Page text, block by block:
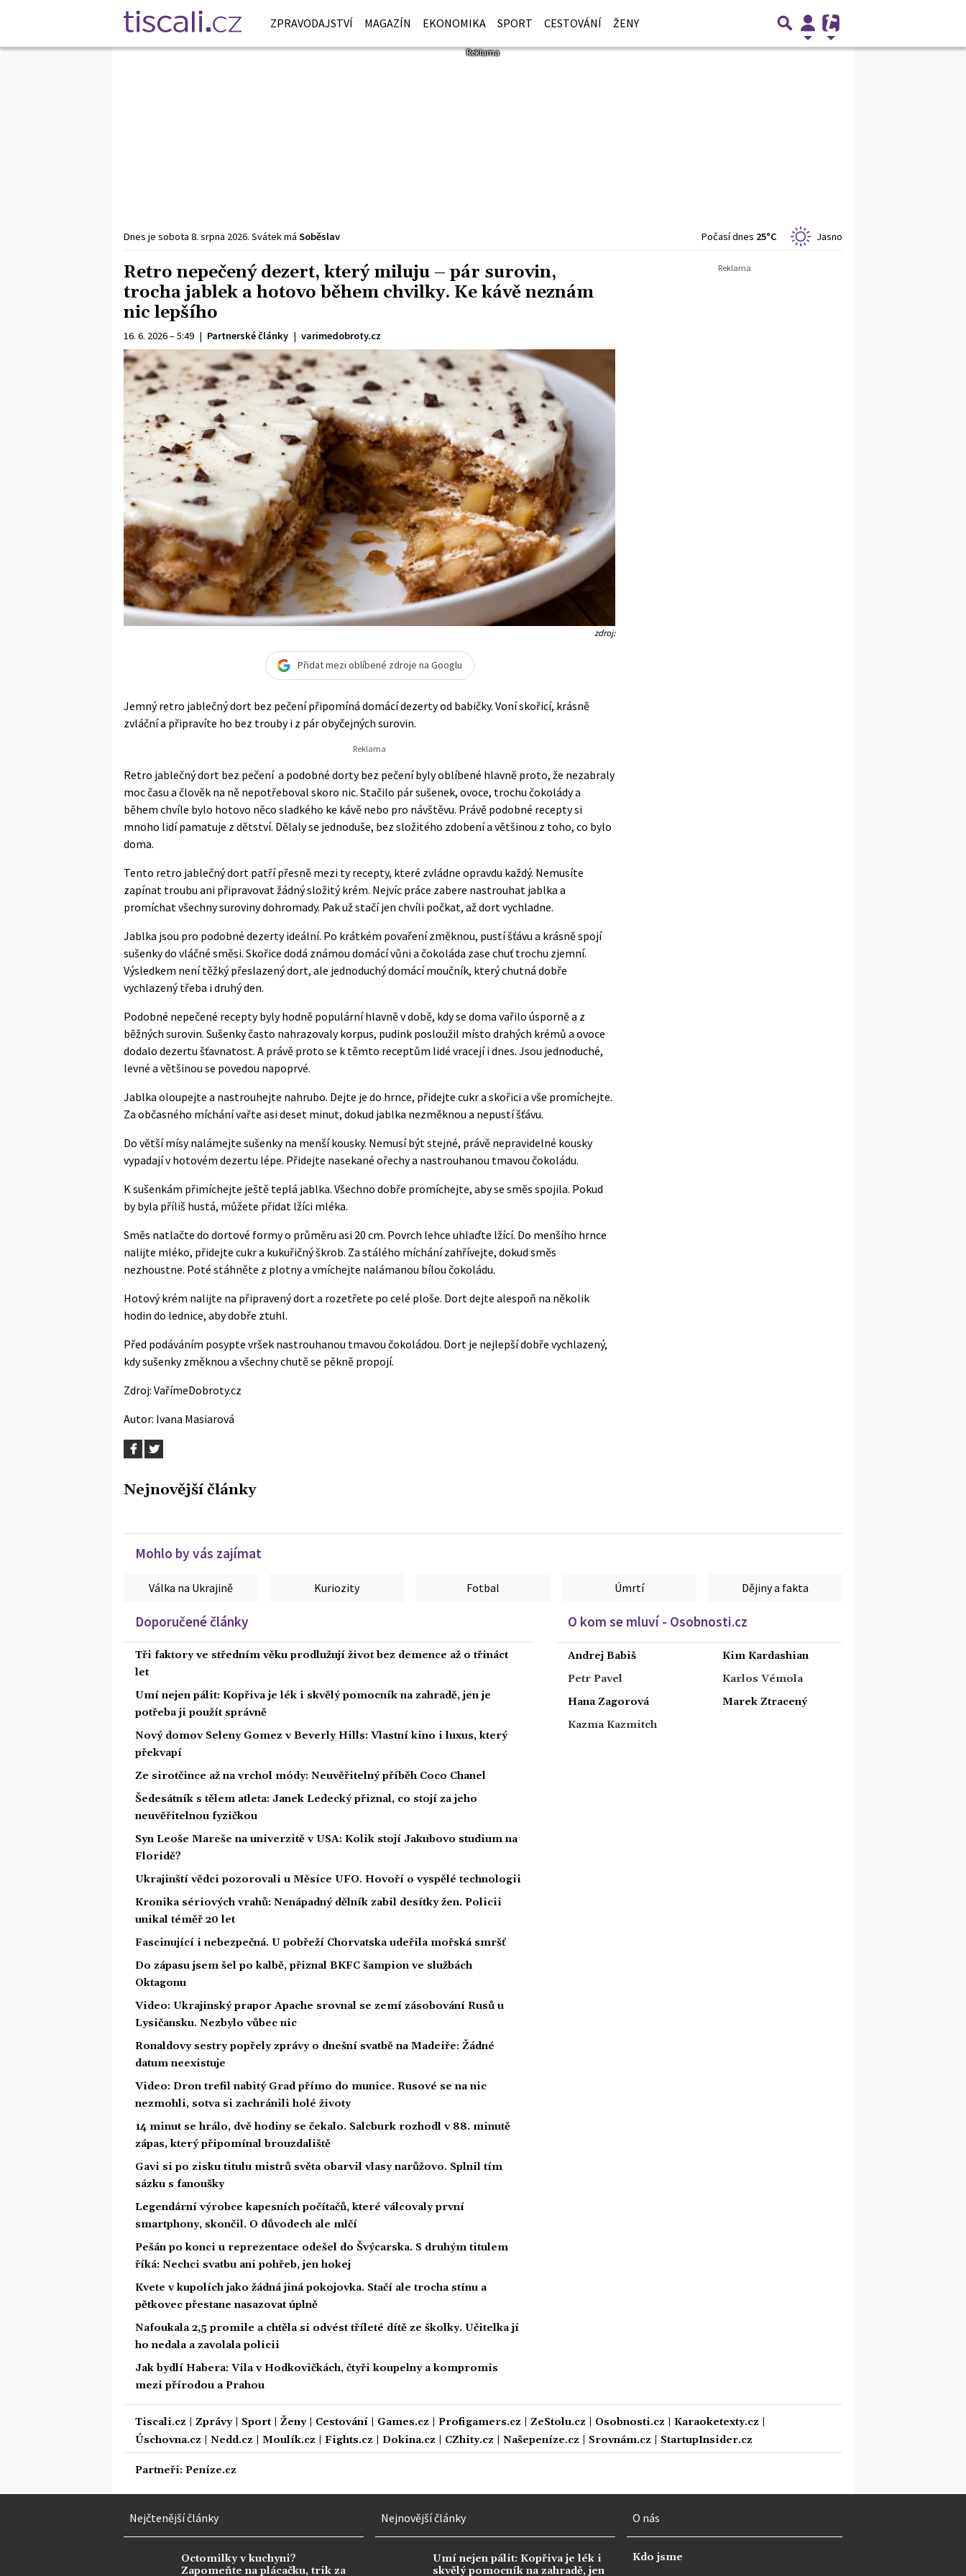
ZPRAVODAJSTVÍ MAGAZÍN EKONOMIKA SPORT CESTOVÁNÍ ŽENY
Dnes je sobota 8. srpna 2026. Svátek má Soběslav Počasí dnes 25°C Jasno
Retro nepečený dezert, který miluju – pár surovin,
trocha jablek a hotovo během chvilky. Ke kávě neznám
nic lepšího
16. 6. 2026 – 5:49 | Partnerské články | varimedobroty.cz
zdroj:
Přidat mezi oblíbené zdroje na Googlu
Jemný retro jablečný dort bez pečení připomíná domácí dezerty od babičky. Voní skořicí, krásně
zvláční a připravíte ho bez trouby i z pár obyčejných surovin.
Retro jablečný dort bez pečení a podobné dorty bez pečení byly oblíbené hlavně proto, že nezabraly
moc času a člověk na ně nepotřeboval skoro nic. Stačilo pár sušenek, ovoce, trochu čokolády a
během chvíle bylo hotovo něco sladkého ke kávě nebo pro návštěvu. Právě podobné recepty si
mnoho lidí pamatuje z dětství. Dělaly se jednoduše, bez složitého zdobení a většinou z toho, co bylo
doma.
Tento retro jablečný dort patří přesně mezi ty recepty, které zvládne opravdu každý. Nemusíte
zapínat troubu ani připravovat žádný složitý krém. Nejvíc práce zabere nastrouhat jablka a
promíchat všechny suroviny dohromady. Pak už stačí jen chvíli počkat, až dort vychladne.
Jablka jsou pro podobné dezerty ideální. Po krátkém povaření změknou, pustí šťávu a krásně spojí
sušenky do vláčné směsi. Skořice dodá známou domácí vůni a čokoláda zase chuť trochu zjemní.
Výsledkem není těžký přeslazený dort, ale jednoduchý domácí moučník, který chutná dobře
vychlazený třeba i druhý den.
Podobné nepečené recepty byly hodně populární hlavně v době, kdy se doma vařilo úsporně a z
běžných surovin. Sušenky často nahrazovaly korpus, pudink posloužil místo drahých krémů a ovoce
dodalo dezertu šťavnatost. A právě proto se k těmto receptům lidé vracejí i dnes. Jsou jednoduché,
levné a většinou se povedou napoprvé.
Jablka oloupejte a nastrouhejte nahrubo. Dejte je do hrnce, přidejte cukr a skořici a vše promíchejte.
Za občasného míchání vařte asi deset minut, dokud jablka nezměknou a nepustí šťávu.
Do větší mísy nalámejte sušenky na menší kousky. Nemusí být stejné, právě nepravidelné kousky
vypadají v hotovém dezertu lépe. Přidejte nasekané ořechy a nastrouhanou tmavou čokoládu.
K sušenkám přimíchejte ještě teplá jablka. Všechno dobře promíchejte, aby se směs spojila. Pokud
by byla příliš hustá, můžete přidat lžíci mléka.
Směs natlačte do dortové formy o průměru asi 20 cm. Povrch lehce uhlaďte lžící. Do menšího hrnce
nalijte mléko, přidejte cukr a kukuřičný škrob. Za stálého míchání zahřívejte, dokud směs
nezhoustne. Poté stáhněte z plotny a vmíchejte nalámanou bílou čokoládu.
Hotový krém nalijte na připravený dort a rozetřete po celé ploše. Dort dejte alespoň na několik
hodin do lednice, aby dobře ztuhl.
Před podáváním posypte vršek nastrouhanou tmavou čokoládou. Dort je nejlepší dobře vychlazený,
kdy sušenky změknou a všechny chutě se pěkně propojí.
Zdroj: VařímeDobroty.cz
Autor: Ivana Masiarová
Nejnovější články
Mohlo by vás zajímat
Válka na Ukrajině Kuriozity Fotbal Úmrtí Dějiny a fakta
Doporučené články
Tři faktory ve středním věku prodlužují život bez demence až o třináct
let
Umí nejen pálit: Kopřiva je lék i skvělý pomocník na zahradě, jen je
potřeba ji použít správně
Nový domov Seleny Gomez v Beverly Hills: Vlastní kino i luxus, který
překvapí
Ze sirotčince až na vrchol módy: Neuvěřitelný příběh Coco Chanel
Šedesátník s tělem atleta: Janek Ledecký přiznal, co stojí za jeho
neuvěřitelnou fyzičkou
Syn Leoše Mareše na univerzitě v USA: Kolik stojí Jakubovo studium na
Floridě?
Ukrajinští vědci pozorovali u Měsíce UFO. Hovoří o vyspělé technologii
Kronika sériových vrahů: Nenápadný dělník zabil desítky žen. Policii
unikal téměř 20 let
Fascinující i nebezpečná. U pobřeží Chorvatska udeřila mořská smršť
Do zápasu jsem šel po kalbě, přiznal BKFC šampion ve službách
Oktagonu
Video: Ukrajinský prapor Apache srovnal se zemí zásobování Rusů u
Lysičansku. Nezbylo vůbec nic
Ronaldovy sestry popřely zprávy o dnešní svatbě na Madeiře: Žádné
datum neexistuje
Video: Dron trefil nabitý Grad přímo do munice. Rusové se na nic
nezmohli, sotva si zachránili holé životy
14 minut se hrálo, dvě hodiny se čekalo. Salcburk rozhodl v 88. minutě
zápas, který připomínal brouzdaliště
Gavi si po zisku titulu mistrů světa obarvil vlasy narůžovo. Splnil tím
sázku s fanoušky
Legendární výrobce kapesních počítačů, které válcovaly první
smartphony, skončil. O důvodech ale mlčí
Pešán po konci u reprezentace odešel do Švýcarska. S druhým titulem
říká: Nechci svatbu ani pohřeb, jen hokej
Kvete v kupolích jako žádná jiná pokojovka. Stačí ale trocha stínu a
pětkovec přestane nasazovat úplně
Nafoukala 2,5 promile a chtěla si odvést tříleté dítě ze školky. Učitelka jí
ho nedala a zavolala policii
Jak bydlí Habera: Vila v Hodkovičkách, čtyři koupelny a kompromis
mezi přírodou a Prahou
O kom se mluví - Osobnosti.cz
Andrej Babiš
Petr Pavel
Hana Zagorová
Kazma Kazmitch
Kim Kardashian
Karlos Vémola
Marek Ztracený
Tiscali.cz Zprávy| Sport| Ženy| Cestování Games.cz Profigamers.cz ZeStolu.cz Osobnosti.cz Karaoketexty.cz
Úschovna.cz
Nedd.cz Moulík.cz Fights.cz Dokina.cz CZhity.cz Našepeníze.cz Srovnám.cz StartupInsider.cz
Partneři: Peníze.cz
Nejčtenější články
Octomilky v kuchyni?
Zapomeňte na plácačku, trik za
Nejnovější články
Umí nejen pálit: Kopřiva je lék i
skvělý pomocník na zahradě, jen
O nás
Kdo jsme